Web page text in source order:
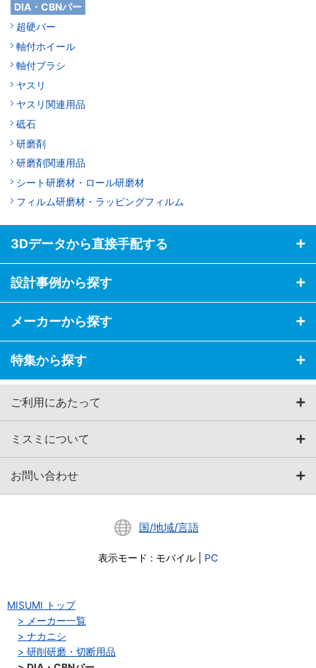
DIA・CBNバー
超硬バー
軸付ホイール
軸付ブラシ
ヤスリ
ヤスリ関連用品
砥石
研磨剤
研磨剤関連用品
シート研磨材・ロール研磨材
フィルム研磨材・ラッピングフィルム
3Dデータから直接手配する
設計事例から探す
メーカーから探す
特集から探す
ご利用にあたって
ミスミについて
お問い合わせ
国/地域/言語
表示モード : モバイル PC
MISUMI トップ
メーカー一覧
ナカニシ
研削研磨・切断用品